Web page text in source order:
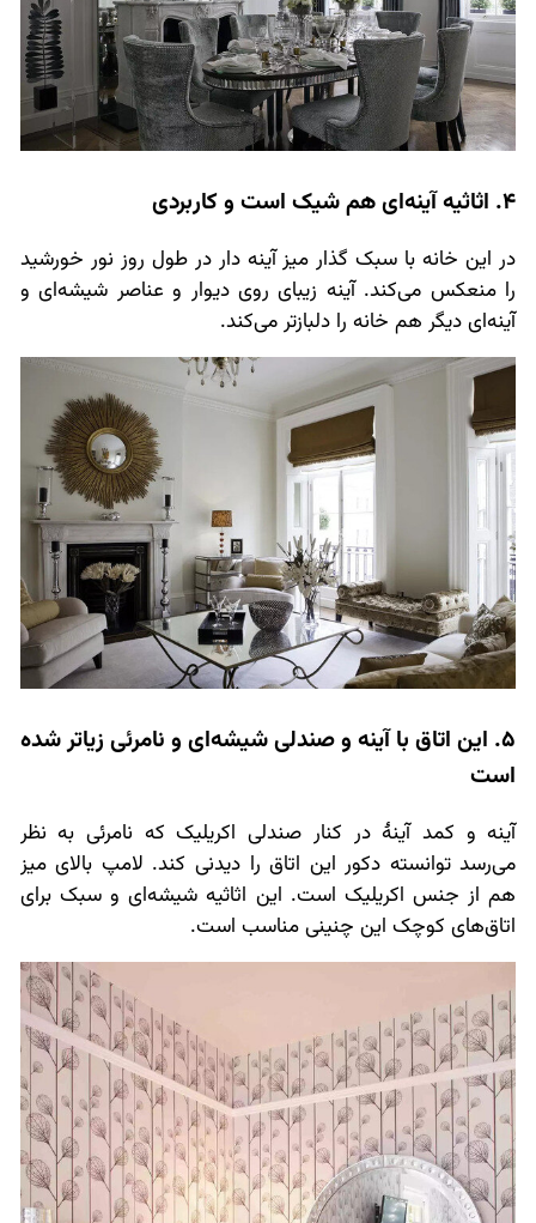
4. اثاثیه آینه‌ای هم شیک است و کاربردی
در این خانه با سبک گذار میز آینه دار در طول روز نور خورشید
را منعکس می‌کند. آینه زیبای روی دیوار و عناصر شیشه‌ای و
آینه‌ای دیگر هم خانه را دلبازتر می‌کند.
5. این اتاق با آینه و صندلی شیشه‌ای و نامرئی زیاتر شده
است
آینه و کمد آینهٔ در کنار صندلی اکریلیک که نامرئی به نظر
می‌رسد توانسته دکور این اتاق را دیدنی کند. لامپ بالای میز
هم از جنس اکریلیک است. این اثاثیه شیشه‌ای و سبک برای
اتاق‌های کوچک این چنینی مناسب است.